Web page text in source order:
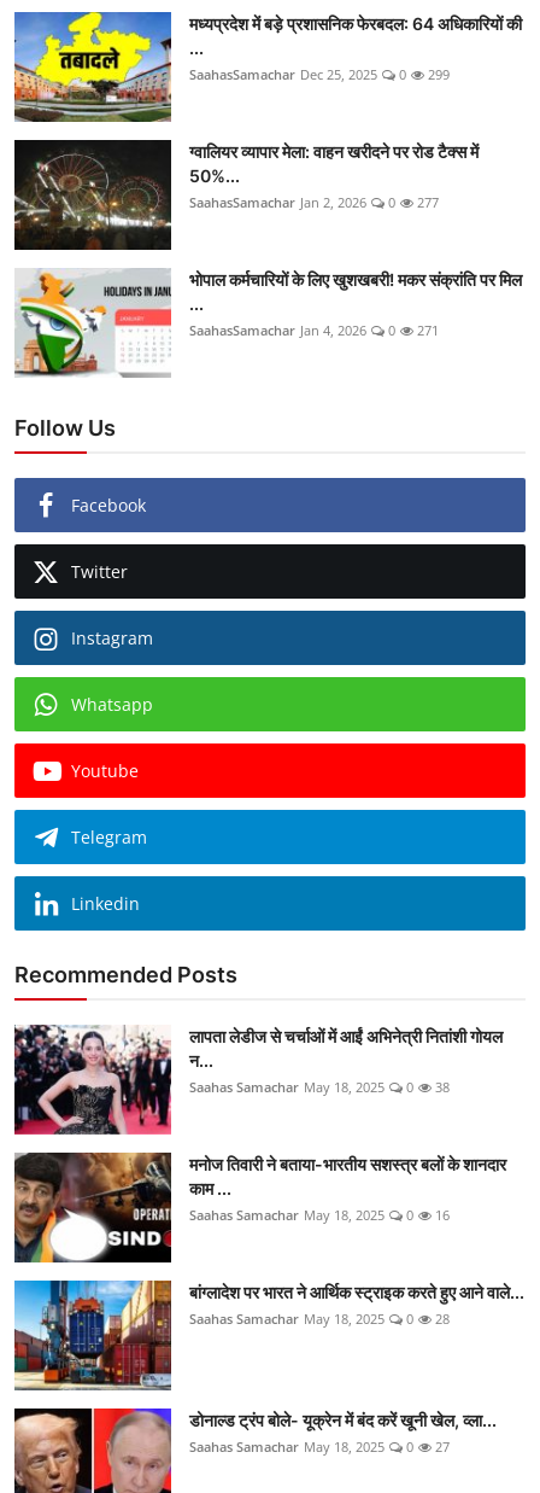
मध्यप्रदेश में बड़े प्रशासनिक फेरबदल: 64 अधिकारियों की
...
SaahasSamachar Dec 25, 2025 0 299
ग्वालियर व्यापार मेला: वाहन खरीदने पर रोड टैक्स में
50%...
SaahasSamachar Jan 2, 2026 0 277
भोपाल कर्मचारियों के लिए खुशखबरी! मकर संक्रांति पर मिल
...
SaahasSamachar Jan 4, 2026 0 271
Follow Us
Facebook
Twitter
Instagram
Whatsapp
Youtube
Telegram
Linkedin
Recommended Posts
लापता लेडीज से चर्चाओं में आईं अभिनेत्री नितांशी गोयल
न...
Saahas Samachar May 18, 2025 0 38
मनोज तिवारी ने बताया-भारतीय सशस्त्र बलों के शानदार
काम ...
Saahas Samachar May 18, 2025 0 16
बांग्लादेश पर भारत ने आर्थिक स्ट्राइक करते हुए आने वाले...
Saahas Samachar May 18, 2025 0 28
डोनाल्ड ट्रंप बोले- यूक्रेन में बंद करें खूनी खेल, व्ला...
Saahas Samachar May 18, 2025 0 27